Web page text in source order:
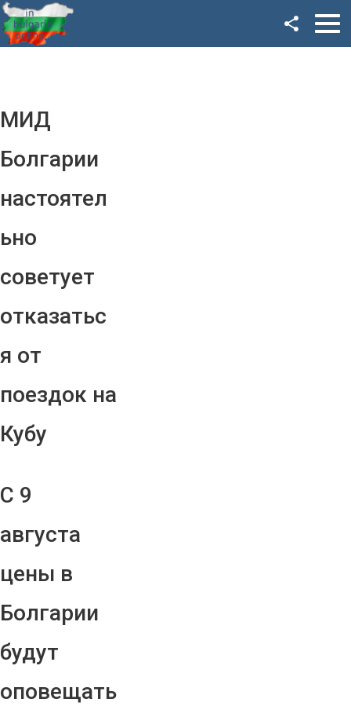
МИД
Болгарии
настоятел
ьно
советует
отказатьс
я от
поездок на
Кубу
С 9
августа
цены в
Болгарии
будут
оповещать